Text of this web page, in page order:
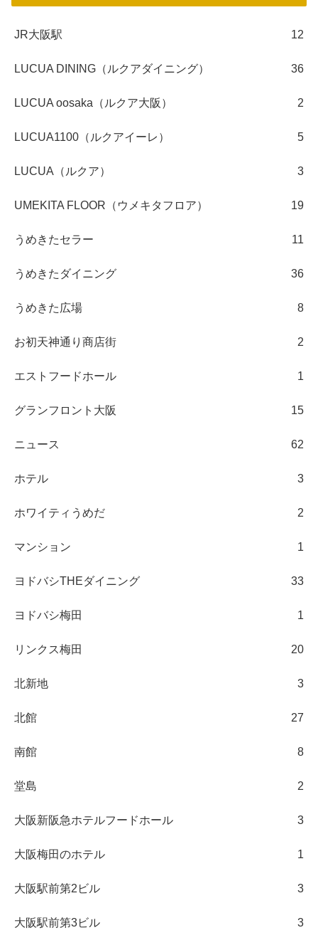
JR大阪駅 12
LUCUA DINING（ルクアダイニング） 36
LUCUA oosaka（ルクア大阪） 2
LUCUA1100（ルクアイーレ） 5
LUCUA（ルクア） 3
UMEKITA FLOOR（ウメキタフロア） 19
うめきたセラー 11
うめきたダイニング 36
うめきた広場 8
お初天神通り商店街 2
エストフードホール 1
グランフロント大阪 15
ニュース 62
ホテル 3
ホワイティうめだ 2
マンション 1
ヨドバシTHEダイニング 33
ヨドバシ梅田 1
リンクス梅田 20
北新地 3
北館 27
南館 8
堂島 2
大阪新阪急ホテルフードホール 3
大阪梅田のホテル 1
大阪駅前第2ビル 3
大阪駅前第3ビル 3